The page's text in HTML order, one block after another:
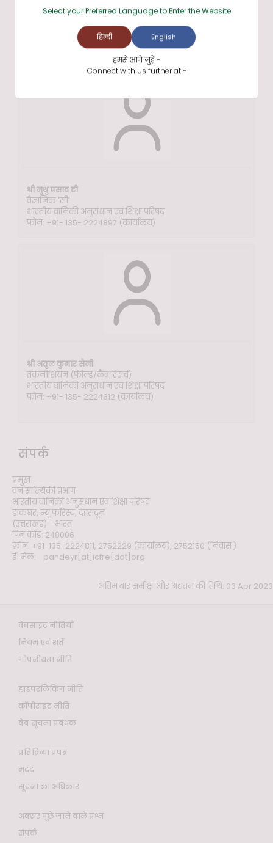
प्रमुख & वैज्ञानिक 'ई'
भारतीय वानिकी अनुसंधान एवं शिक्षा परिषद
फ़ोन: +91- 135- 2224811 (कार्यालय) 2752150 (निवास )
pandeyr[at]icfre[dot]org
श्री मुथु प्रसाद टी
वैज्ञानिक 'सी'
भारतीय वानिकी अनुसंधान एवं शिक्षा परिषद
फ़ोन: +91- 135- 2224897 (कार्यालय)
श्री अतुल कुमार सैनी
तकनीशियन (फील्ड/लैब रिसर्च)
भारतीय वानिकी अनुसंधान एवं शिक्षा परिषद
फ़ोन: +91- 135- 2224812 (कार्यालय)
संपर्क
प्रमुख
वन सांख्यिकी प्रभाग
भारतीय वानिकी अनुसंधान एवं शिक्षा परिषद
डाकघर, न्यू फॉरेस्ट, देहरादून
(उत्तराखंड) - भारत
पिन कोड: 248006
फ़ोन: +91-135-2224811, 2752229 (कार्यालय), 2752150 (निवास )
ई-मेल: pandeyr[at]icfre[dot]org
अंतिम बार समीक्षा और अद्यतन की तिथि: 03 Apr 2023
वेबसाइट नीतियाँ
नियम एवं शर्तें
गोपनीयता नीति
हाइपरलिंकिंग नीति
कॉपीराइट नीति
वेब सूचना प्रबंधक
प्रतिक्रिया प्रपत्र
मदद
सूचना का अधिकार
अक्सर पूछे जाने वाले प्रश्न
संपर्क
Select your Preferred Language to Enter the Website
हिन्दी English
हमसे आगे जुड़ें -
Connect with us further at -